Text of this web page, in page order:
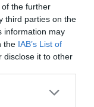
the further
third parties on the
information may
the IAB’s List of
disclose it to other
!